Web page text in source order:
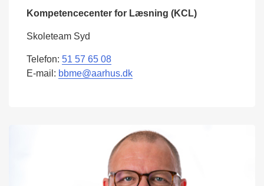
Kompetencecenter for Læsning (KCL)
Skoleteam Syd
Telefon: 51 57 65 08
E-mail: bbme@aarhus.dk